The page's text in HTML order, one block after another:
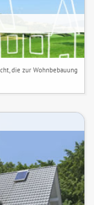
die zur Wohnbebauung